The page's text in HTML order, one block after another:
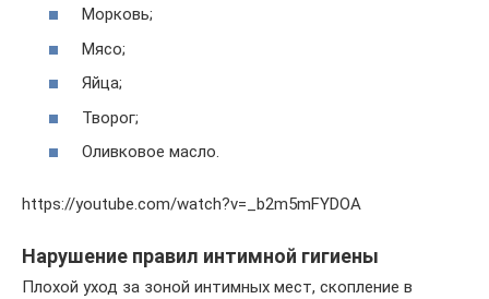
Морковь;
Мясо;
Яйца;
Творог;
Оливковое масло.
https://youtube.com/watch?v=_b2m5mFYDOA
Нарушение правил интимной гигиены
Плохой уход за зоной интимных мест, скопление в